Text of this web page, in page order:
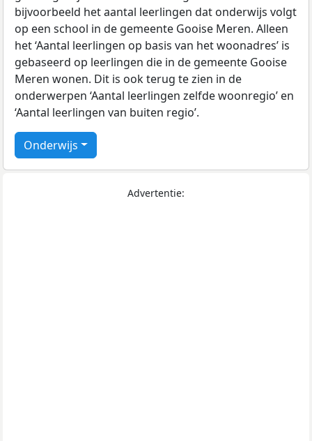
bijvoorbeeld het aantal leerlingen dat onderwijs volgt
op een school in de gemeente Gooise Meren. Alleen
het ‘Aantal leerlingen op basis van het woonadres’ is
gebaseerd op leerlingen die in de gemeente Gooise
Meren wonen. Dit is ook terug te zien in de
onderwerpen ‘Aantal leerlingen zelfde woonregio’ en
‘Aantal leerlingen van buiten regio’.
Onderwijs
Advertentie: